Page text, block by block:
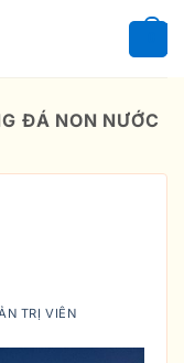
ĐÁ NON NƯỚC
TRỊ VIÊN